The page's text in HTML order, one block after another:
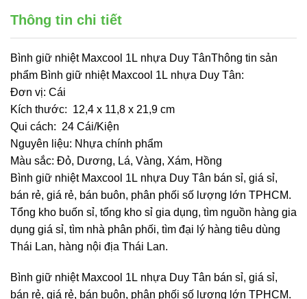
Thông tin chi tiết
Bình giữ nhiệt Maxcool 1L nhựa Duy TânThông tin sản
phẩm Bình giữ nhiệt Maxcool 1L nhựa Duy Tân:
Đơn vị: Cái
Kích thước: 12,4 x 11,8 x 21,9 cm
Qui cách: 24 Cái/Kiện
Nguyên liệu: Nhựa chính phẩm
Màu sắc: Đỏ, Dương, Lá, Vàng, Xám, Hồng
Bình giữ nhiệt Maxcool 1L nhựa Duy Tân bán sỉ, giá sỉ,
bán rẻ, giá rẻ, bán buôn, phân phối số lượng lớn TPHCM.
Tổng kho buốn sỉ, tổng kho sỉ gia dụng, tìm nguồn hàng gia
dụng giá sỉ, tìm nhà phân phối, tìm đại lý hàng tiêu dùng
Thái Lan, hàng nội địa Thái Lan.
Bình giữ nhiệt Maxcool 1L nhựa Duy Tân bán sỉ, giá sỉ,
bán rẻ, giá rẻ, bán buôn, phân phối số lượng lớn TPHCM.